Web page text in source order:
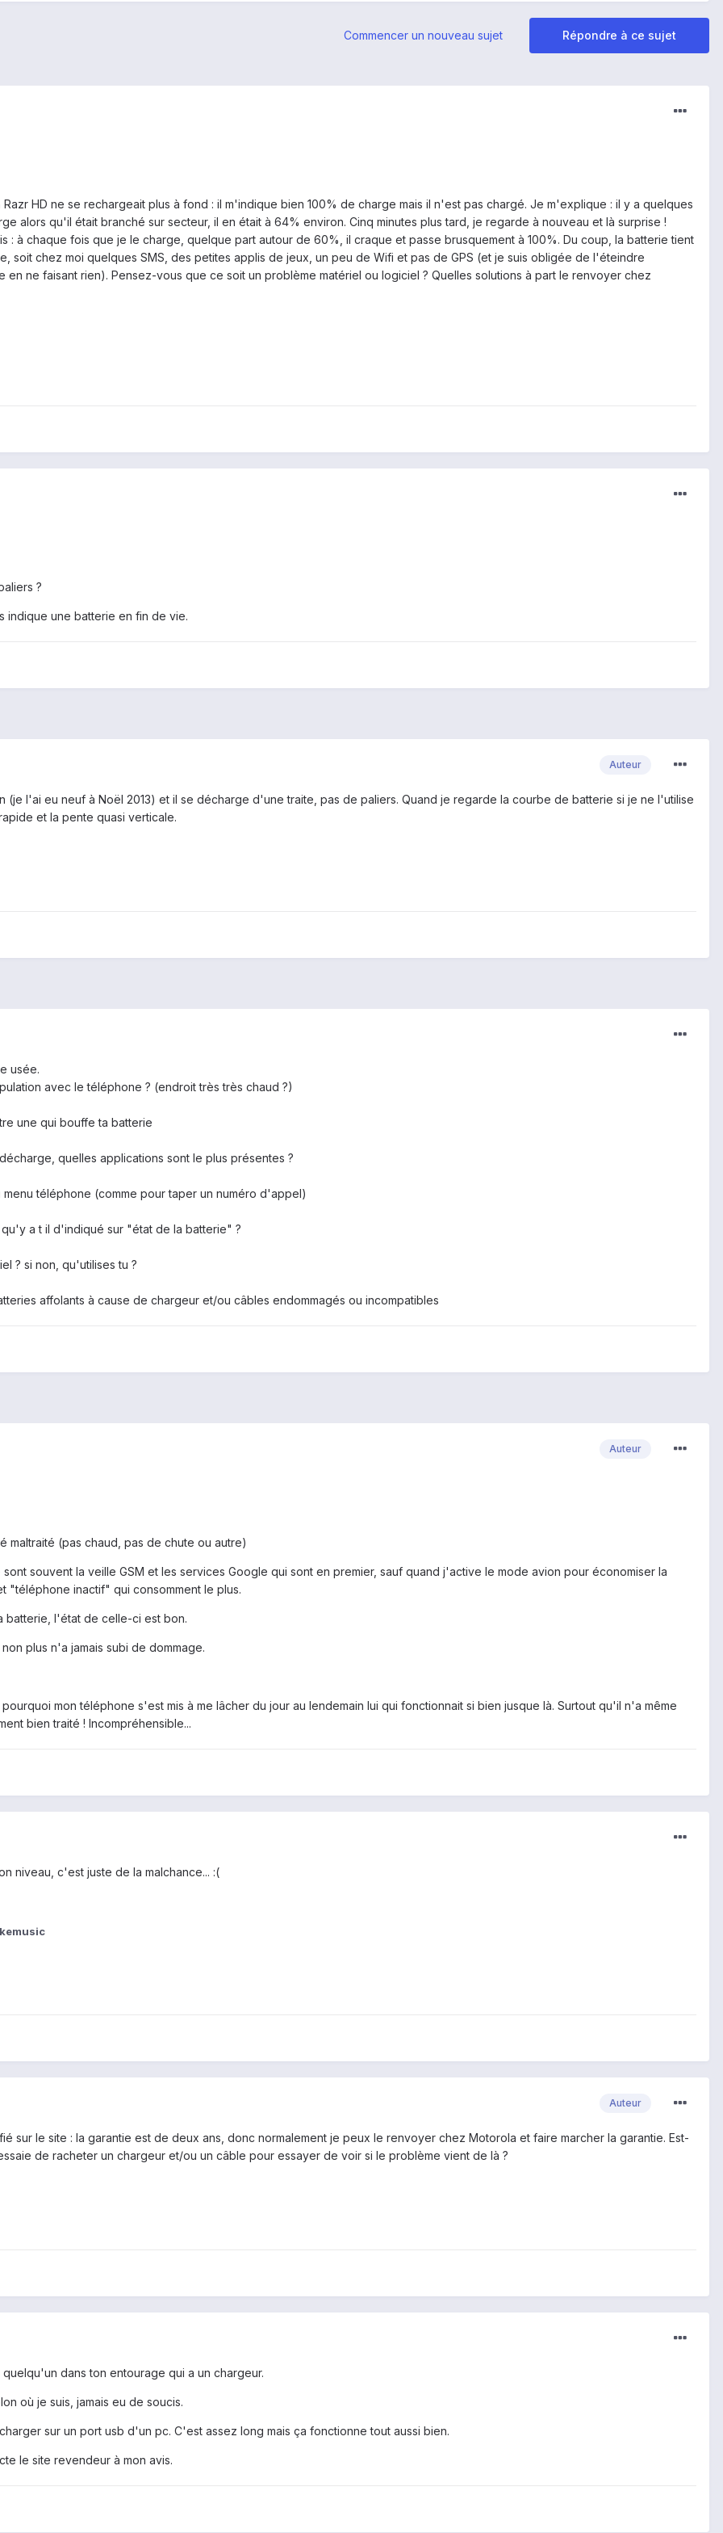
Répondre à ce sujet
Commencer un nouveau sujet
HD ne se rechargeait plus à fond : il m'indique bien 100% de charge mais il n'est pas chargé. Je m'explique : il y a quelques
alors qu'il était branché sur secteur, il en était à 64% environ. Cinq minutes plus tard, je regarde à nouveau et là surprise !
: à chaque fois que je le charge, quelque part autour de 60%, il craque et passe brusquement à 100%. Du coup, la batterie tient
soit chez moi quelques SMS, des petites applis de jeux, un peu de Wifi et pas de GPS (et je suis obligée de l'éteindre
en ne faisant rien). Pensez-vous que ce soit un problème matériel ou logiciel ? Quelles solutions à part le renvoyer chez
?
indique une batterie en fin de vie.
Auteur
(je l'ai eu neuf à Noël 2013) et il se décharge d'une traite, pas de paliers. Quand je regarde la courbe de batterie si je ne l'utilise
et la pente quasi verticale.
usée.
avec le téléphone ? (endroit très très chaud ?)
une qui bouffe ta batterie
quelles applications sont le plus présentes ?
téléphone (comme pour taper un numéro d'appel)
a t il d'indiqué sur "état de la batterie" ?
? si non, qu'utilises tu ?
affolants à cause de chargeur et/ou câbles endommagés ou incompatibles
Auteur
maltraité (pas chaud, pas de chute ou autre)
souvent la veille GSM et les services Google qui sont en premier, sauf quand j'active le mode avion pour économiser la
"téléphone inactif" qui consomment le plus.
batterie, l'état de celle-ci est bon.
plus n'a jamais subi de dommage.
mon téléphone s'est mis à me lâcher du jour au lendemain lui qui fonctionnait si bien jusque là. Surtout qu'il n'a même
bien traité ! Incompréhensible...
niveau, c'est juste de la malchance... :(
Auteur
sur le site : la garantie est de deux ans, donc normalement je peux le renvoyer chez Motorola et faire marcher la garantie. Est-
de racheter un chargeur et/ou un câble pour essayer de voir si le problème vient de là ?
dans ton entourage qui a un chargeur.
où je suis, jamais eu de soucis.
sur un port usb d'un pc. C'est assez long mais ça fonctionne tout aussi bien.
le site revendeur à mon avis.